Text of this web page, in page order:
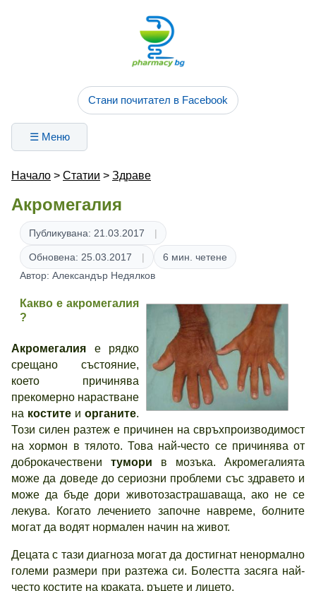
Стани почитател в Facebook
☰ Меню
Начало > Статии > Здраве
Акромегалия
Публикувана: 21.03.2017
Обновена: 25.03.2017
6 мин. четене
Автор: Александър Недялков
Какво е акромегалия
?
Акромегалия е рядко
срещано състояние,
което причинява
прекомерно нарастване
на костите и органите.
Този силен разтеж е причинен на свръхпроизводимост
на хормон в тялото. Това най-често се причинява от
доброкачествени тумори в мозъка. Акромегалията
може да доведе до сериозни проблеми със здравето и
може да бъде дори животозастрашаваща, ако не се
лекува. Когато лечението започне навреме, болните
могат да водят нормален начин на живот.
Децата с тази диагноза могат да достигнат ненормално
големи размери при разтежа си. Болестта засяга най-
често костите на краката, ръцете и лицето.